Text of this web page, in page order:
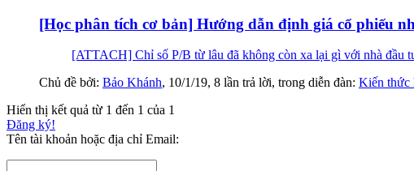
[Học phân tích cơ bản] Hướng dẫn định giá cổ phiếu
[ATTACH] Chỉ số P/B từ lâu đã không còn xa lại gì với nhà đầu
Chủ đề bởi: Bảo Khánh, 10/1/19, 8 lần trả lời, trong diễn đàn: Kiến thức
Hiển thị kết quả từ 1 đến 1 của 1
Đăng ký!
Tên tài khoản hoặc địa chỉ Email: